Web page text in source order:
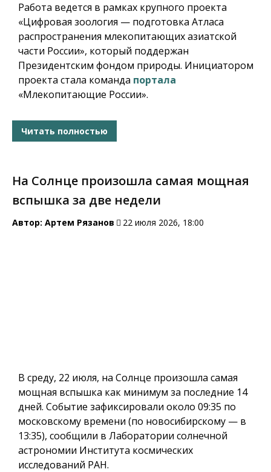
Работа ведется в рамках крупного проекта
«Цифровая зоология — подготовка Атласа
распространения млекопитающих азиатской
части России», который поддержан
Президентским фондом природы. Инициатором
проекта стала команда портала
«Млекопитающие России».
Читать полностью
На Солнце произошла самая мощная
вспышка за две недели
Автор: Артем Рязанов 22 июля 2026, 18:00
В среду, 22 июля, на Солнце произошла самая
мощная вспышка как минимум за последние 14
дней. Событие зафиксировали около 09:35 по
московскому времени (по новосибирскому — в
13:35), сообщили в Лаборатории солнечной
астрономии Института космических
исследований РАН.